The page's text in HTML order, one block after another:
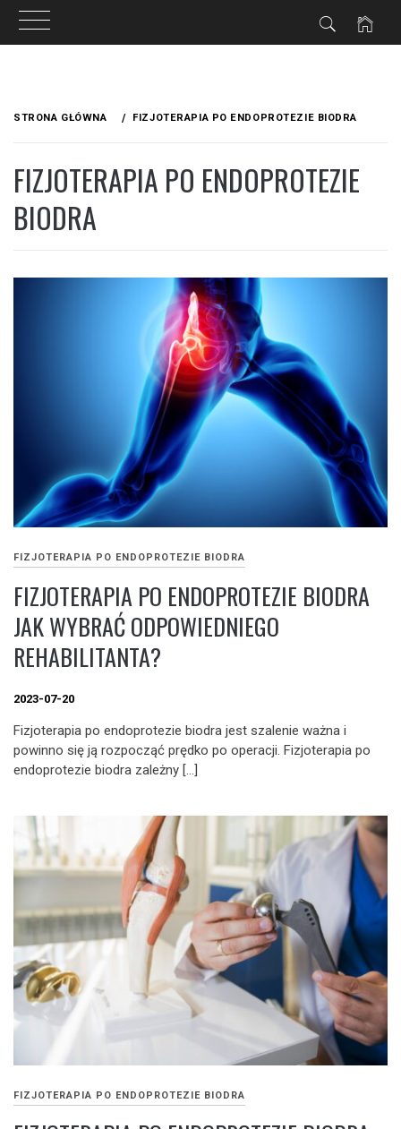
STRONA GŁÓWNA FIZJOTERAPIA PO ENDOPROTEZIE BIODRA
FIZJOTERAPIA PO ENDOPROTEZIE
BIODRA
FIZJOTERAPIA PO ENDOPROTEZIE BIODRA
FIZJOTERAPIA PO ENDOPROTEZIE BIODRA
JAK WYBRAĆ ODPOWIEDNIEGO
REHABILITANTA?
2023-07-20
Fizjoterapia po endoprotezie biodra jest szalenie ważna i
powinno się ją rozpocząć prędko po operacji. Fizjoterapia po
endoprotezie biodra zależny […]
FIZJOTERAPIA PO ENDOPROTEZIE BIODRA